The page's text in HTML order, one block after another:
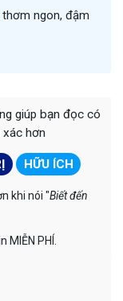
thơm ngon, đậm
giúp bạn đọc có
xác hơn
HỮU ÍCH
khi nói "Biết đến
PHÍ.